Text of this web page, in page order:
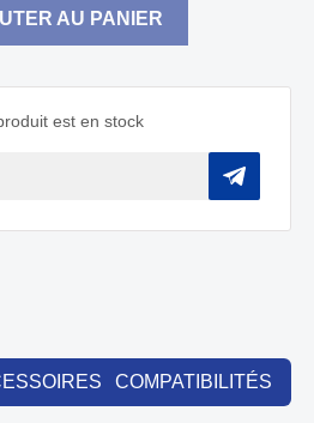
AU PANIER
est en stock
COMPATIBILITÉS